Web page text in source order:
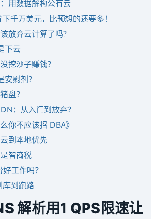
用数据解构公有云
千万美元，比预想的还要多！
放弃云计算了吗？
下云
挖沙子赚钱？
安慰剂？
盘？
：从入门到放弃？
你不应该招 DBA》
到本地优先
智商税
工作吗？
库到跑路
解析用1 QPS限速让